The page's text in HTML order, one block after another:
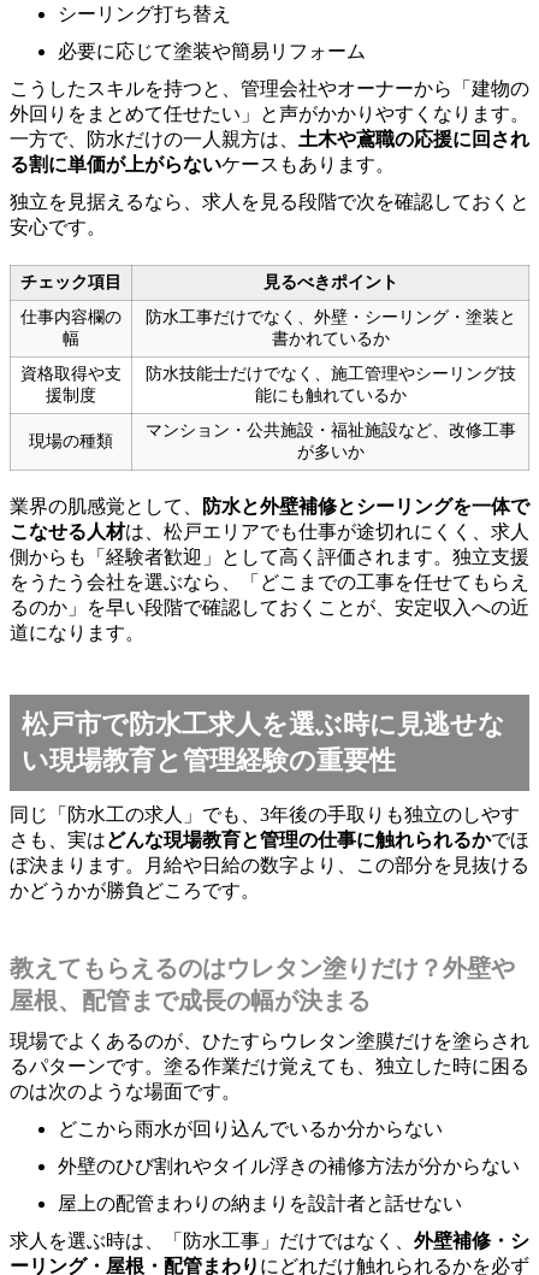
シーリング打ち替え
必要に応じて塗装や簡易リフォーム
こうしたスキルを持つと、管理会社やオーナーから「建物の
外回りをまとめて任せたい」と声がかかりやすくなります。
一方で、防水だけの一人親方は、 土木や鳶職の応援に回され
る割に単価が上がらないケースもあります。
独立を見据えるなら、求人を見る段階で次を確認しておくと
安心です。
チェック項目
見るべきポイント
仕事内容欄の
幅
防水工事だけでなく、外壁・シーリング・塗装と
書かれているか
資格取得や支
援制度
防水技能士だけでなく、施工管理やシーリング技
能にも触れているか
現場の種類
マンション・公共施設・福祉施設など、改修工事
が多いか
業界の肌感覚として、
防水と外壁補修とシーリングを一体で
こなせる人材は、松戸エリアでも仕事が途切れにくく、求人
側からも「経験者歓迎」として高く評価されます。独立支援
をうたう会社を選ぶなら、「どこまでの工事を任せてもらえ
るのか」を早い段階で確認しておくことが、安定収入への近
道になります。
松戸市で防水工求人を選ぶ時に見逃せな
い現場教育と管理経験の重要性
同じ「防水工の求人」でも、3年後の手取りも独立のしやす
さも、実はどんな現場教育と管理の仕事に触れられるかでほ
ぼ決まります。月給や日給の数字より、この部分を見抜ける
かどうかが勝負どころです。
教えてもらえるのはウレタン塗りだけ？外壁や
屋根、配管まで成長の幅が決まる
現場でよくあるのが、ひたすらウレタン塗膜だけを塗らされ
るパターンです。塗る作業だけ覚えても、独立した時に困る
のは次のような場面です。
どこから雨水が回り込んでいるか分からない
外壁のひび割れやタイル浮きの補修方法が分からない
屋上の配管まわりの納まりを設計者と話せない
求人を選ぶ時は、「防水工事」だけではなく、 外壁補修・シ
ーリング・屋根・配管まわり にどれだけ触れられるかを必ず